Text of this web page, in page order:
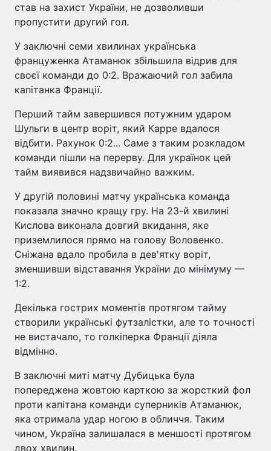
став на захист України, не дозволивши
пропустити другий гол.
У заключні семи хвилинах українська
француженка Атаманюк збільшила відрив для
своєї команди до 0:2. Вражаючий гол забила
капітанка Франції.
Перший тайм завершився потужним ударом
Шульги в центр воріт, який Карре вдалося
відбити. Рахунок 0:2... Саме з таким розкладом
команди пішли на перерву. Для українок цей
тайм виявився надзвичайно важким.
У другій половині матчу українська команда
показала значно кращу гру. На 23-й хвилині
Кислова виконала довгий вкидання, яке
приземлилося прямо на голову Воловенко.
Сніжана вдало пробила в дев'ятку воріт,
зменшивши відставання України до мінімуму —
1:2.
Декілька гострих моментів протягом тайму
створили українські футзалістки, але то точності
не вистачало, то голкіперка Франції діяла
відмінно.
В заключні миті матчу Дубицька була
попереджена жовтою карткою за жорсткий фол
проти капітана команди суперників Атаманюк,
яка отримала удар ногою в обличчя. Таким
чином, Україна залишалася в меншості протягом
двох хвилин.